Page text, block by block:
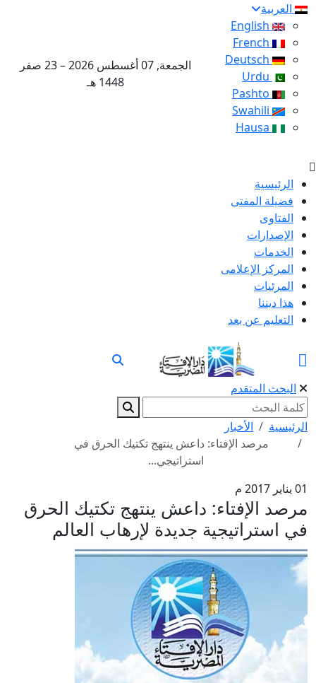
العربية
الجمعة, 07 أغسطس 2026 – 23 صفر
1448 هـ
الرئيسية
فضيلة المفتى
الفتاوى
الإصدارات
الخدمات
المركز الإعلامى
المرئيات
هذا ديننا
التعليم عن بعد
البحث المتقدم
الرئيسية
الأخبار
مرصد الإفتاء: داعش ينتهج تكتيك الحرق في
استراتيجي...
01 يناير 2017 م
مرصد الإفتاء: داعش ينتهج تكتيك الحرق
في استراتيجية جديدة لإرهاب العالم